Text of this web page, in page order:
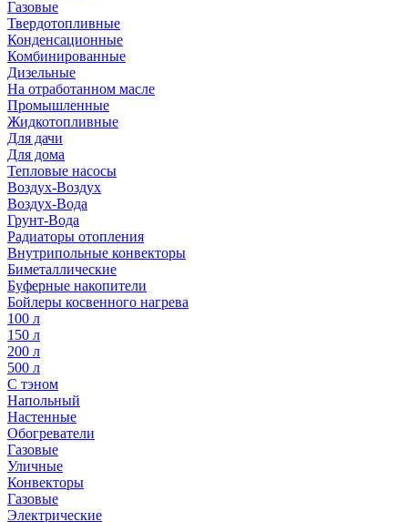
Газовые
Твердотопливные
Конденсационные
Комбинированные
Дизельные
На отработанном масле
Промышленные
Жидкотопливные
Для дачи
Для дома
Тепловые насосы
Воздух-Воздух
Воздух-Вода
Грунт-Вода
Радиаторы отопления
Внутрипольные конвекторы
Биметаллические
Буферные накопители
Бойлеры косвенного нагрева
100 л
150 л
200 л
500 л
С тэном
Напольный
Настенные
Обогреватели
Газовые
Уличные
Конвекторы
Газовые
Электрические